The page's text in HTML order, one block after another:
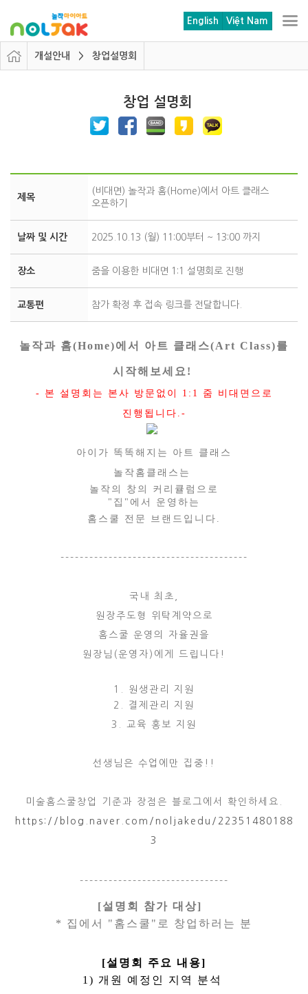
English Việt Nam
개설안내 > 창업설명회
창업 설명회
제목
(비대면) 놀작과 홈(Home)에서 아트 클래스
오픈하기
날짜 및 시간 2025.10.13 (월) 11:00부터 ~ 13:00 까지
장소 줌을 이용한 비대면 1:1 설명회로 진행
교통편 참가 확정 후 접속 링크를 전달합니다.
놀작과 홈(Home)에서 아트 클래스(Art Class)를
시작해보세요!
- 본 설명회는 본사 방문없이 1:1 줌 비대면으로
진행됩니다.-
아이가 똑똑해지는 아트 클래스
놀작홈클래스는
놀작의 창의 커리큘럼으로
"집"에서 운영하는
홈스쿨 전문 브랜드입니다.
---------------------------------------
국내 최초,
원장주도형 위탁계약으로
홈스쿨 운영의 자율권을
원장님(운영자)에게 드립니다!
1. 원생관리 지원
2. 결제관리 지원
3. 교육 홍보 지원
선생님은 수업에만 집중!!
미술홈스쿨창업 기준과 장점은 블로그에서 확인하세요.
https://blog.naver.com/noljakedu/22351480188
3
-------------------------------
[설명회 참가 대상]
* 집에서 "홈스쿨"로 창업하러는 분
[설명회 주요 내용]
1) 개원 예정인 지역 분석